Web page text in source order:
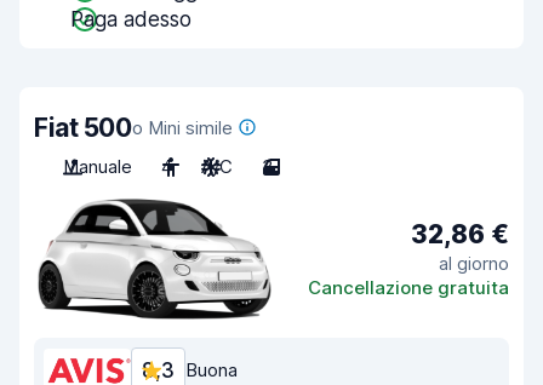
Paga adesso
Fiat 500o Mini simile
Manuale
4 A/C 3
32,86 €
al giorno
Cancellazione gratuita
8,3 Buona